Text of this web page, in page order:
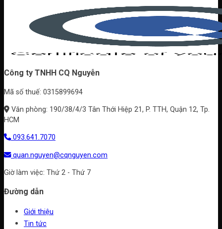
cho
villa,
biệt
gỗ
cho
gian
Công ty TNHH CQ Nguyễn
Mã số thuế: 0315899694
Văn phòng: 190/38/4/3 Tân Thới Hiệp 21, P. TTH, Quận 12, Tp.
HCM
093.641.7070
quan.nguyen@cqnguyen.com
Giờ làm việc: Thứ 2 - Thứ 7
Đường dẫn
Giới thiệu
Tin tức